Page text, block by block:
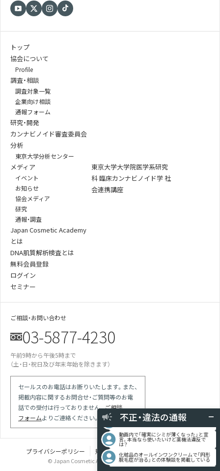
トップ
協会について
Profile
調査・相談
調査対象一覧
企業向け相談
通報フォーム
研究・開発
カンナビノイド審査委員会
分析
東京大学分析センター
メディア
イベント
お知らせ
協会メディア
研究
通報・調査
Japan Cosmetic Academy
とは
DNA肌質解析検査とは
無料会員登録
ログイン
セミナー
東京大学大学院医学系研究
科 臨床カンナビノイド学 社
会連携講座
ご相談・お問い合わせ
03-5877-4230
午前9時から午後5時まで
（土・日・祝日及び年末年始を除きます）
セールスのお電話はお断りいたします。また、
掲載内容に関するお問合せ・ご質問等のお電
話での受付は行っておりません。ご相談
フォームよりご連絡ください。
プライバシーポリシー 規定類 特定商取引法に基づく表記
© Japan Cosmetic Association all rights reserved.
不正・違法の通報
某医師の動画は誇大表現多用の宣伝。医師
による効果効能の保証と解され違反では
競合の会社が化粧品登録をしていない商品
で「スキンケア」等の表現を使っている
現場を目撃 使用期限切れの針ファンデに
使用期限記載なしシールを貼り換えて使用
動画内で「確実にシミが薄くなった」と宣
言。本当なら使いたいけど薬機法違反で
は？
脱毛症が治る」との体験談を掲載している
某美容雑誌の炭酸洗顔、着色料不使用と説